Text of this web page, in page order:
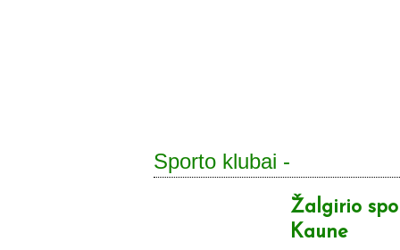
Sporto klubai -
Žalgirio
Kaune